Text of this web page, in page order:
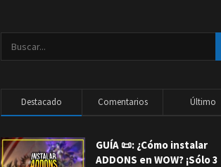
Destacado Comentarios Último
GUÍA 📜: ¿Cómo instalar
ADDONS en WOW? ¡Sólo 3